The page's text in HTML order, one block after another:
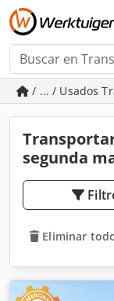
/ ... / Usados
segunda
Eliminar